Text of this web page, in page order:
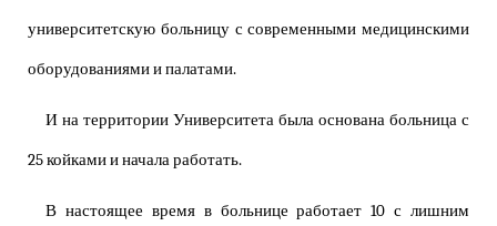
университетскую больницу с современными медицинскими
оборудованиями и палатами.
И на территории Университета была основана больница с
25 койками и начала работать.
В настоящее время в больнице работает 10 с лишним